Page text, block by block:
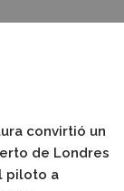
convirtió un
de Londres
piloto a